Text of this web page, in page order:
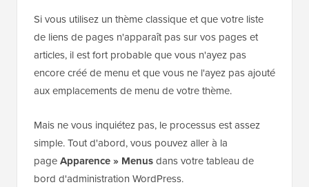
Si vous utilisez un thème classique et que votre liste
de liens de pages n'apparaît pas sur vos pages et
articles, il est fort probable que vous n'ayez pas
encore créé de menu et que vous ne l'ayez pas ajouté
aux emplacements de menu de votre thème.
Mais ne vous inquiétez pas, le processus est assez
simple. Tout d'abord, vous pouvez aller à la
pageApparence » Menusdans votre tableau de
bord d'administration WordPress.